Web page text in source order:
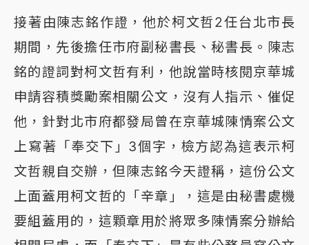
接著由陳志銘作證，他於柯文哲2任台北市長
期間，先後擔任市府副秘書長、秘書長。陳志
銘的證詞對柯文哲有利，他說當時核閱京華城
申請容積獎勵案相關公文，沒有人指示、催促
他，針對北市府都發局曾在京華城陳情案公文
上寫著「奉交下」3個字，檢方認為這表示柯
文哲親自交辦，但陳志銘今天證稱，這份公文
上面蓋用柯文哲的「辛章」，這是由秘書處機
要組蓋用的，這顆章用於將眾多陳情案分辦給